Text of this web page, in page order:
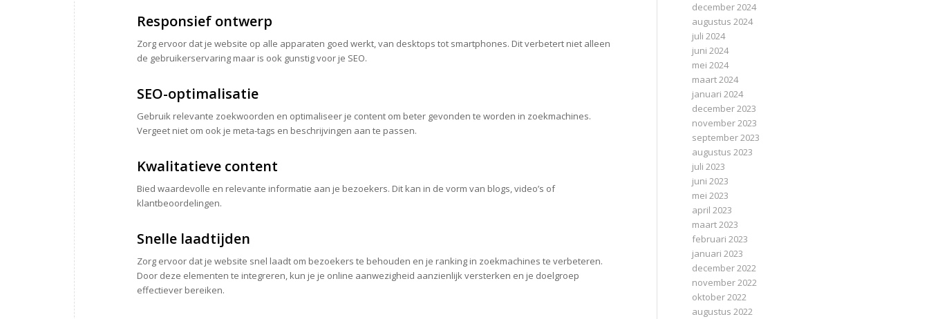
Responsief ontwerp
Zorg ervoor dat je website op alle apparaten goed werkt, van desktops tot smartphones. Dit verbetert niet alleen
de gebruikerservaring maar is ook gunstig voor je SEO.
SEO-optimalisatie
Gebruik relevante zoekwoorden en optimaliseer je content om beter gevonden te worden in zoekmachines.
Vergeet niet om ook je meta-tags en beschrijvingen aan te passen.
Kwalitatieve content
Bied waardevolle en relevante informatie aan je bezoekers. Dit kan in de vorm van blogs, video’s of
klantbeoordelingen.
Snelle laadtijden
Zorg ervoor dat je website snel laadt om bezoekers te behouden en je ranking in zoekmachines te verbeteren.
Door deze elementen te integreren, kun je je online aanwezigheid aanzienlijk versterken en je doelgroep
effectiever bereiken.
december 2024
augustus 2024
juli 2024
juni 2024
mei 2024
maart 2024
januari 2024
december 2023
november 2023
september 2023
augustus 2023
juli 2023
juni 2023
mei 2023
april 2023
maart 2023
februari 2023
januari 2023
december 2022
november 2022
oktober 2022
augustus 2022